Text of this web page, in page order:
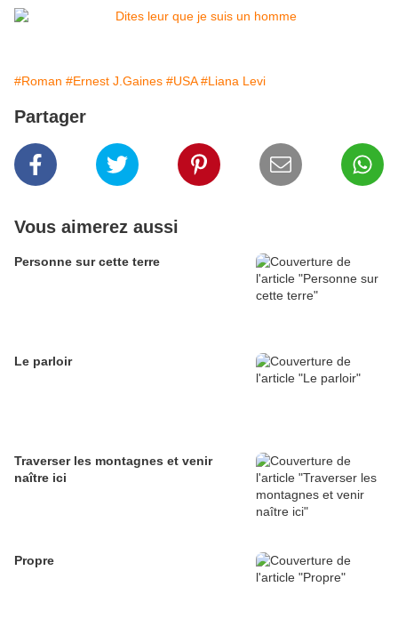
#Roman #Ernest J.Gaines #USA #Liana Levi
Partager
Vous aimerez aussi
Personne sur cette terre
Le parloir
Traverser les montagnes et venir
naître ici
Propre